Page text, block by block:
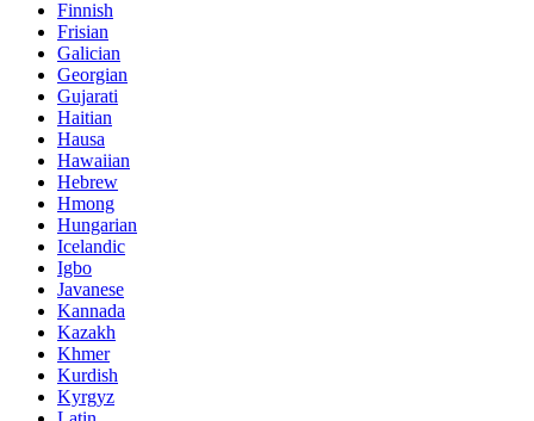
Finnish
Frisian
Galician
Georgian
Gujarati
Haitian
Hausa
Hawaiian
Hebrew
Hmong
Hungarian
Icelandic
Igbo
Javanese
Kannada
Kazakh
Khmer
Kurdish
Kyrgyz